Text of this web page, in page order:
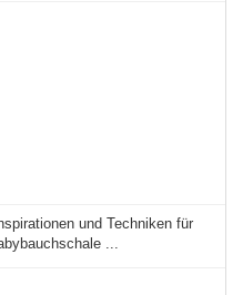
und Techniken für
...